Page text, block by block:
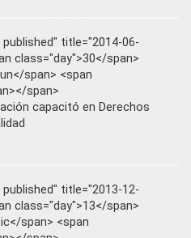
title="2014-06-
class="day">30</span>
span> <span
span>
capacitó en Derechos
title="2013-12-
class="day">13</span>
span> <span